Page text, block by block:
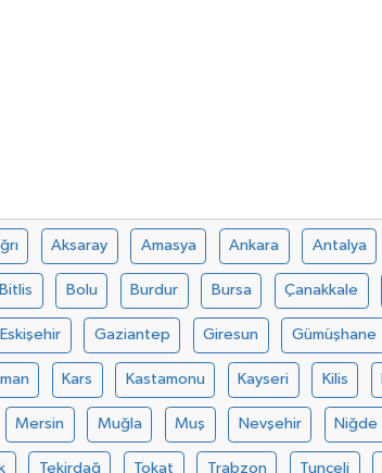
Aksaray Amasya Ankara Antalya
Bitlis Bolu Burdur Bursa Çanakkale
Eskişehir Gaziantep Giresun Gümüşhane
Kars Kastamonu Kayseri Kilis
Mersin Muğla Muş Nevşehir Niğde
Tekirdağ Tokat Trabzon Tunceli